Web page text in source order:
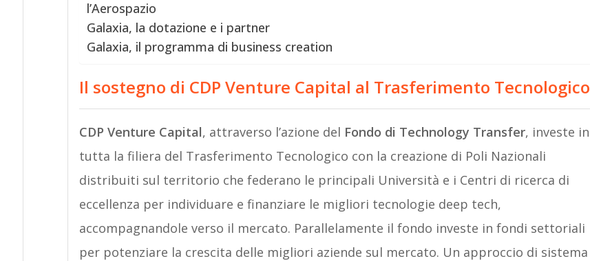
l’Aerospazio
Galaxia, la dotazione e i partner
Galaxia, il programma di business creation
Il sostegno di CDP Venture Capital al Trasferimento Tecnologico
CDP Venture Capital, attraverso l’azione del Fondo di Technology Transfer, investe in
tutta la filiera del Trasferimento Tecnologico con la creazione di Poli Nazionali
distribuiti sul territorio che federano le principali Università e i Centri di ricerca di
eccellenza per individuare e finanziare le migliori tecnologie deep tech,
accompagnandole verso il mercato. Parallelamente il fondo investe in fondi settoriali
per potenziare la crescita delle migliori aziende sul mercato. Un approccio di sistema